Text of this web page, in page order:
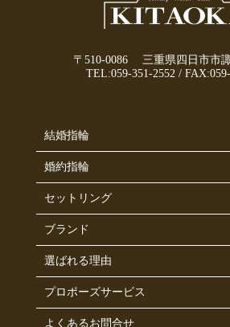
〒510-0086 三重県四日市市
TEL:059-351-2552 /
結婚指輪
婚約指輪
セットリング
ブランド
選ばれる理由
プロポーズサービス
よくあるお問合せ